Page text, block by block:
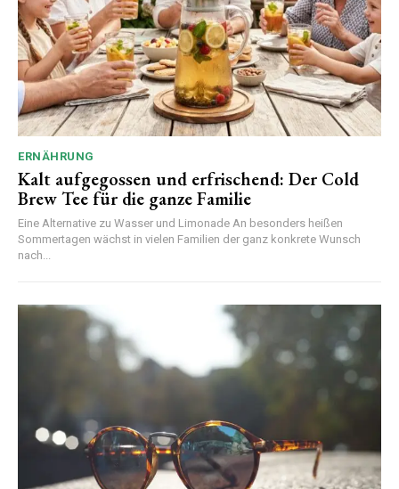
ERNÄHRUNG
Kalt aufgegossen und erfrischend: Der Cold
Brew Tee für die ganze Familie
Eine Alternative zu Wasser und Limonade An besonders heißen
Sommertagen wächst in vielen Familien der ganz konkrete Wunsch
nach...